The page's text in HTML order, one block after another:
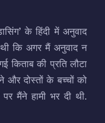
के हिंदी में अनुवाद
कि अगर मैं अनुवाद न
किताब की प्रति लौटा
और दोस्तों के बच्चों को
मैंने हामी भर दी थी.